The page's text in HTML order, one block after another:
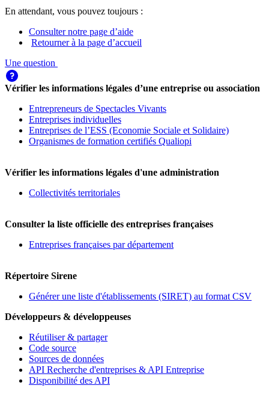
En attendant, vous pouvez toujours :
Consulter notre page d’aide
Retourner à la page d’accueil
Une question
Vérifier les informations légales d’une entreprise ou association
Entrepreneurs de Spectacles Vivants
Entreprises individuelles
Entreprises de l’ESS (Economie Sociale et Solidaire)
Organismes de formation certifiés Qualiopi
Vérifier les informations légales d'une administration
Collectivités territoriales
Consulter la liste officielle des entreprises françaises
Entreprises françaises par département
Répertoire Sirene
Générer une liste d'établissements (SIRET) au format CSV
Développeurs & développeuses
Réutiliser & partager
Code source
Sources de données
API Recherche d'entreprises & API Entreprise
Disponibilité des API